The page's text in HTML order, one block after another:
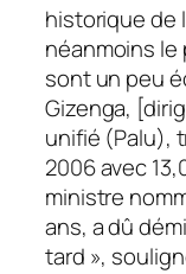
historique de
néanmoins le
sont un peu
Gizenga,
unifié (Palu),
2006 avec
ministre
ans, a dû
tard »,